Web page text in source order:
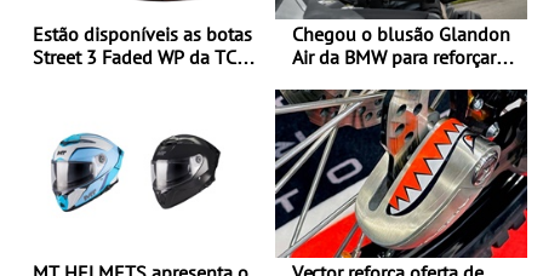
Estão disponíveis as botas
Street 3 Faded WP da TCX
Chegou o blusão Glandon
Air da BMW para reforçar
verão